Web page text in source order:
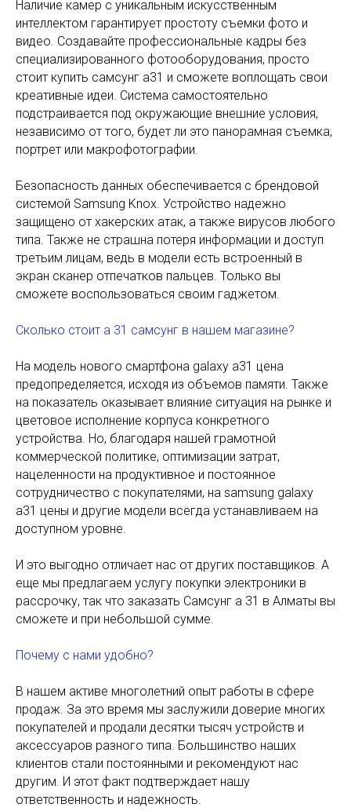
Наличие камер с уникальным искусственным
интеллектом гарантирует простоту съемки фото и
видео. Создавайте профессиональные кадры без
специализированного фотооборудования, просто
стоит купить самсунг а31 и сможете воплощать свои
креативные идеи. Система самостоятельно
подстраивается под окружающие внешние условия,
независимо от того, будет ли это панорамная съемка,
портрет или макрофотографии.
Безопасность данных обеспечивается с брендовой
системой Samsung Knox. Устройство надежно
защищено от хакерских атак, а также вирусов любого
типа. Также не страшна потеря информации и доступ
третьим лицам, ведь в модели есть встроенный в
экран сканер отпечатков пальцев. Только вы
сможете воспользоваться своим гаджетом.
Сколько стоит а 31 самсунг в нашем магазине?
На модель нового смартфона galaxy a31 цена
предопределяется, исходя из объемов памяти. Также
на показатель оказывает влияние ситуация на рынке и
цветовое исполнение корпуса конкретного
устройства. Но, благодаря нашей грамотной
коммерческой политике, оптимизации затрат,
нацеленности на продуктивное и постоянное
сотрудничество с покупателями, на samsung galaxy
a31 цены и другие модели всегда устанавливаем на
доступном уровне.
И это выгодно отличает нас от других поставщиков. А
еще мы предлагаем услугу покупки электроники в
рассрочку, так что заказать Самсунг а 31 в Алматы вы
сможете и при небольшой сумме.
Почему с нами удобно?
В нашем активе многолетний опыт работы в сфере
продаж. За это время мы заслужили доверие многих
покупателей и продали десятки тысяч устройств и
аксессуаров разного типа. Большинство наших
клиентов стали постоянными и рекомендуют нас
другим. И этот факт подтверждает нашу
ответственность и надежность.